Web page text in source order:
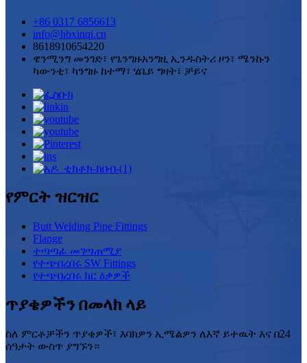
+86 0317 6856613
info@hbxinqi.cn
8618910654220
ዌንሚንግ መንገድ፣ የጌንግዙአንግዚ ኢንዱስትሪ ዞን፣ ሜንኩን
ካውንቲ፣ ካንግዙ ከተማ፣ ሄቤይ ግዛት፣ ቻይና
የምርት ዝርዝር
Butt Welding Pipe Fittings
Flange
ተጣጣፊ መገጣጠሚያ
የተጭበረበሩ SW Fittings
የተጭበረበሩ ክር ዕቃዎች
ጥያቄዎችን በመላክ ላይ
ስለ ምርቶቻችን ጥያቄዎች፣ እባክዎን ኢሜልዎን ለእኛ ይተዉት እና በ24
ሰዓታት ውስጥ ያግኙን።